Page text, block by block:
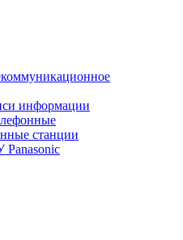
информации
станции